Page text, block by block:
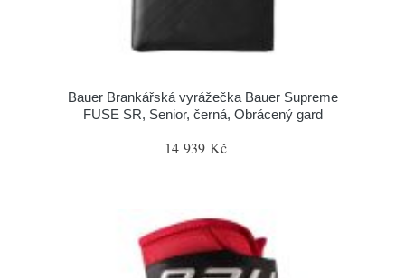
Bauer Brankářská vyrážečka Bauer Supreme
FUSE SR, Senior, černá, Obrácený gard
14 939 Kč